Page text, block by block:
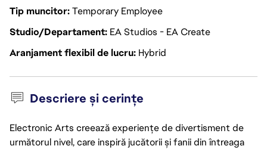
Tip muncitorTemporary Employee
Studio/Departament EA Studios - EA Create
Aranjament flexibil de lucru Hybrid
Descriere și cerințe
Electronic Arts creează experiențe de divertisment de
următorul nivel, care inspiră jucătorii și fanii din întreaga